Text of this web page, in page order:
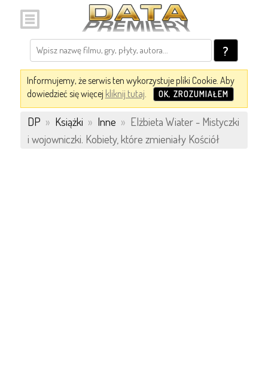
?
Informujemy, że serwis ten wykorzystuje pliki Cookie. Aby
dowiedzieć się więcej kliknij tutaj. OK, ZROZUMIAŁEM
DP » Książki » Inne » Elżbieta Wiater - Mistyczki
i wojowniczki. Kobiety, które zmieniały Kościół